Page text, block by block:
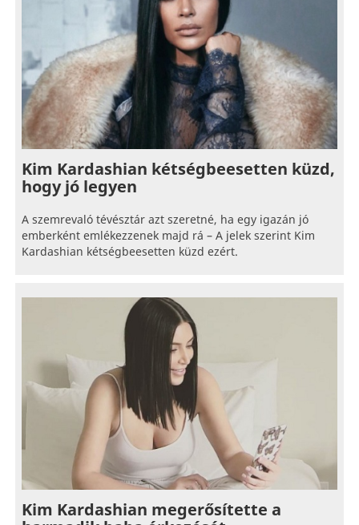
Kim Kardashian kétségbeesetten küzd,
hogy jó legyen
A szemrevaló tévésztár azt szeretné, ha egy igazán jó
emberként emlékezzenek majd rá – A jelek szerint Kim
Kardashian kétségbeesetten küzd ezért.
Kim Kardashian megerősítette a